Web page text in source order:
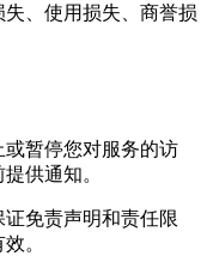
、使用损失、商誉损
暂停您对服务的访
供通知。
免责声明和责任限
。